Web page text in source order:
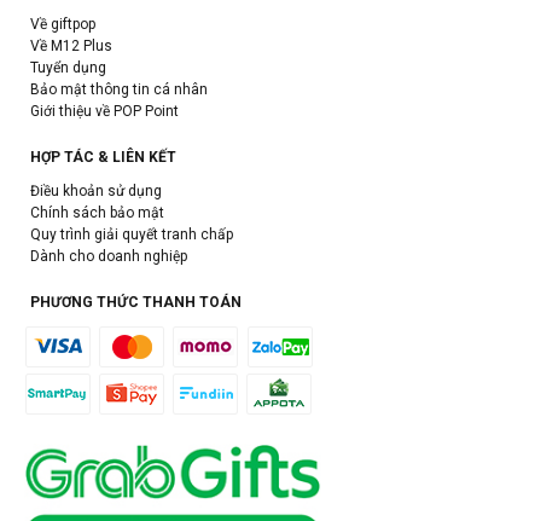
Về giftpop
Về M12 Plus
Tuyển dụng
Bảo mật thông tin cá nhân
Giới thiệu về POP Point
HỢP TÁC & LIÊN KẾT
Điều khoản sử dụng
Chính sách bảo mật
Quy trình giải quyết tranh chấp
Dành cho doanh nghiệp
PHƯƠNG THỨC THANH TOÁN